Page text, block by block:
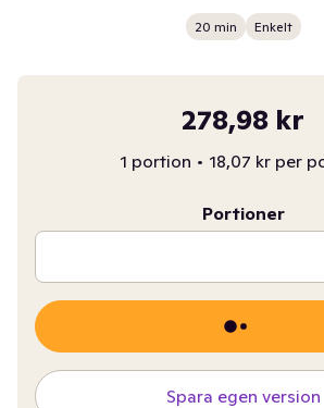
20 min Enkelt
278,98 kr
1 portion • 18,07 kr per
Portioner
Spara egen version